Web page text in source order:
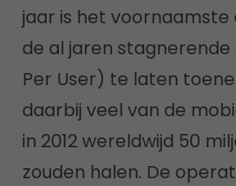
jaar is het
de al jaren stagnerende
Per User) te laten
daarbij veel van de
in 2012 wereldwijd 50
zouden halen. De